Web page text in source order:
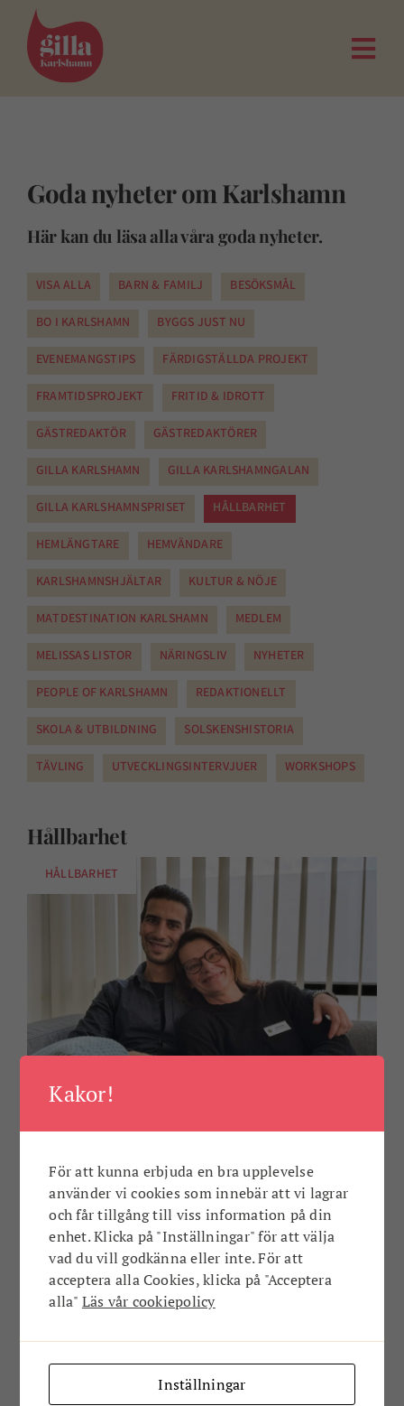
Fortsätt
innehållet
Goda nyheter om Karlshamn
Här kan du läsa alla våra goda nyheter.
VISA ALLA BARN & FAMILJ BESÖKSMÅL
BO I KARLSHAMN BYGGS JUST NU
EVENEMANGSTIPS FÄRDIGSTÄLLDA PROJEKT
FRAMTIDSPROJEKT FRITID & IDROTT
GÄSTREDAKTÖR GÄSTREDAKTÖRER
GILLA KARLSHAMN GILLA KARLSHAMNGALAN
GILLA KARLSHAMNSPRISET HÅLLBARHET
HEMLÄNGTARE HEMVÄNDARE
KARLSHAMNSHJÄLTAR KULTUR & NÖJE
MATDESTINATION KARLSHAMN MEDLEM
MELISSAS LISTOR NÄRINGSLIV NYHETER
PEOPLE OF KARLSHAMN REDAKTIONELLT
SKOLA & UTBILDNING SOLSKENSHISTORIA
TÄVLING UTVECKLINGSINTERVJUER WORKSHOPS
Hållbarhet
HÅLLBARHET
Från språkvän till familjemedlem!
Nour Qatan från Aleppo och Titte Glans från
Gustavstorp blev språkvänner för drygt tio månader
sedan och det förändrade livet för ...
HÅLLBARHET
Kakor!
För att kunna erbjuda en bra upplevelse
använder vi cookies som innebär att vi lagrar
och får tillgång till viss information på din
enhet. Klicka på "Inställningar" för att välja
vad du vill godkänna eller inte. För att
acceptera alla Cookies, klicka på "Acceptera
alla" Läs vår cookiepolicy
Inställningar